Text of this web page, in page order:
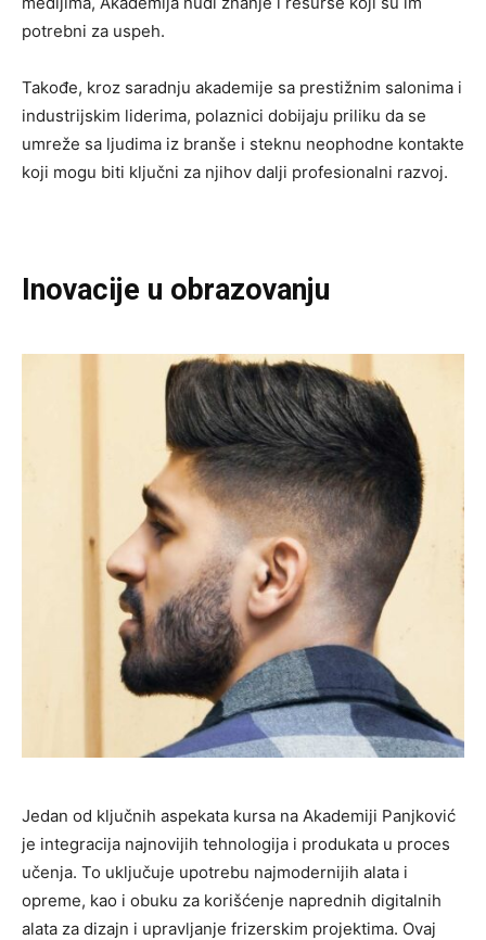
potrebni za uspeh.
Takođe, kroz saradnju akademije sa prestižnim salonima i
industrijskim liderima, polaznici dobijaju priliku da se
umreže sa ljudima iz branše i steknu neophodne kontakte
koji mogu biti ključni za njihov dalji profesionalni razvoj.
Inovacije u obrazovanju
Jedan od ključnih aspekata kursa na Akademiji Panjković
je integracija najnovijih tehnologija i produkata u proces
učenja. To uključuje upotrebu najmodernijih alata i
opreme, kao i obuku za korišćenje naprednih digitalnih
alata za dizajn i upravljanje frizerskim projektima. Ovaj